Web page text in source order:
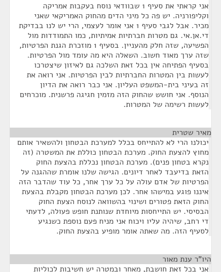
אני קראתי את סעיף 1 שבוודאי נוסח בעקבות אמריקה
וקליפורניה. יש פה כל מיני הדים מהחוק האמריקאי שאני
מכיר. אבל לגבי סעיף 1 אני אומר לעצמי, הרי יש לנו בבדיקת
די.אן.אי. גם מטרות חברתיות אמיתיות, כמו התמודדות מול
הפשיעה, שזה חלק מהעניין. בסעיף 1 מוזכרת הגנת הפרטיות,
שזה ערך מאוד חשוב. השאלה היא מה עומד מול הפרטיות.
בסעיף הפתיחה אין בכל זאת השלכה גם לאיזון שיצטרכו
לעשות בין המטרות החברתיות לבין הפרטיות. אני רואה את
זה בעיני בית-המשפט העליון. אני כבר רואה את הדיון
הנוסף. אני חושש שהחוק הזה מזמין חגיגה פרשנית. מוכרחים
לעשות רשימה של המטרות.
מאיר שטרית
יכולנו הרי לא להתייחס בכלל למערכת הבטחון ולהשאיר אותם
מחוץ להצעת החוק. מערכת הבטחון כוללת את המשטרה (זה
נקרא בטחון פנים). מערכת הבטחון נכללת בהצעת החוק
הזאת בדיעבד לאחר דיונים. הגישה שלנו אומרת שההגנה על
הפרטיות של אדם עולה על כל ערך אחר, כל עוד שהדבר הזה
איננו פוגע במישהו אחר. לכן מערכת הבטחון מקבלת בהצעת
החוק הזאת פטורים ושינוי בהשוואה לנוסח הצעת החוק
הבסיסי. יש התייחסות מיוחדת שנותנת חופש פעולה, לדעתי
די רחב, שיהיה עליו ויכוח אני מניח פעם נוספת כשנגיע
לסעיף הזה. מה שאתה אומר מופיע בהצעת החוק.
היו"ר ענת מאור
אני בכל זאת חושבת, מאחר ובמטרה יש חשיבות לכוליות